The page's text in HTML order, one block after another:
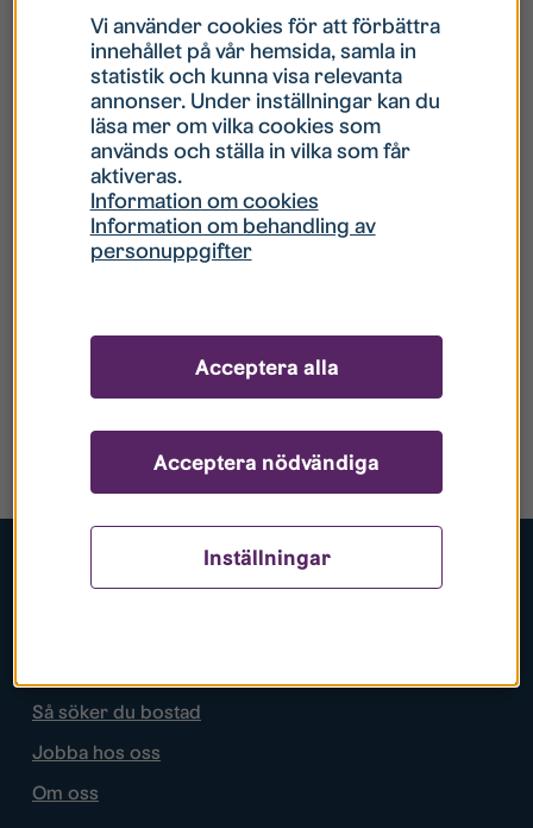
Populära sidor
Så söker du bostad
Jobba hos oss
Om oss
Vi använder cookies för att förbättra
innehållet på vår hemsida, samla in
statistik och kunna visa relevanta
annonser. Under inställningar kan du
läsa mer om vilka cookies som
används och ställa in vilka som får
aktiveras.
Information om cookies
Information om behandling av
personuppgifter
Inställningar
Acceptera nödvändiga
Acceptera alla